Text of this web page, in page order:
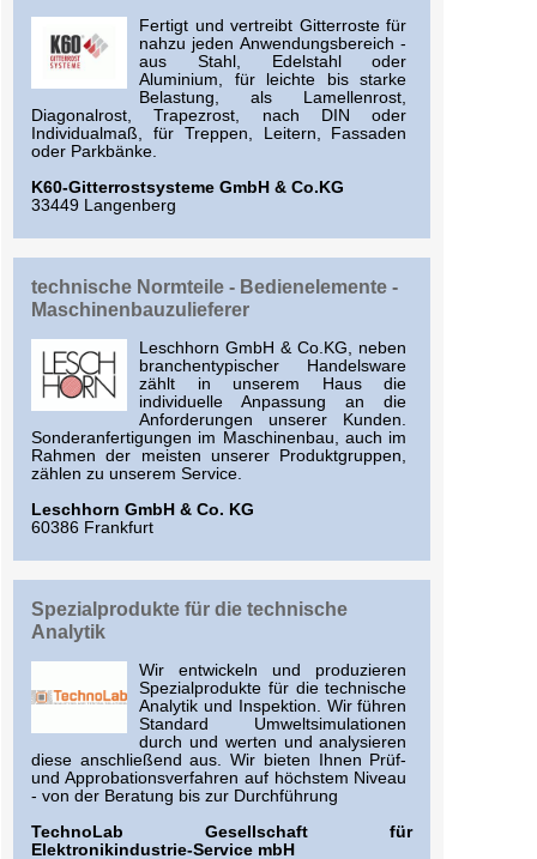
Fertigt und vertreibt Gitterroste für
nahzu jeden Anwendungsbereich -
aus Stahl, Edelstahl oder
Aluminium, für leichte bis starke
Belastung, als Lamellenrost,
Diagonalrost, Trapezrost, nach DIN oder
Individualmaß, für Treppen, Leitern, Fassaden
oder Parkbänke.
K60-Gitterrostsysteme GmbH & Co.KG
33449 Langenberg
technische Normteile - Bedienelemente -
Maschinenbauzulieferer
Leschhorn GmbH & Co.KG, neben
branchentypischer Handelsware
zählt in unserem Haus die
individuelle Anpassung an die
Anforderungen unserer Kunden.
Sonderanfertigungen im Maschinenbau, auch im
Rahmen der meisten unserer Produktgruppen,
zählen zu unserem Service.
Leschhorn GmbH & Co. KG
60386 Frankfurt
Spezialprodukte für die technische
Analytik
Wir entwickeln und produzieren
Spezialprodukte für die technische
Analytik und Inspektion. Wir führen
Standard Umweltsimulationen
durch und werten und analysieren
diese anschließend aus. Wir bieten Ihnen Prüf-
und Approbationsverfahren auf höchstem Niveau
- von der Beratung bis zur Durchführung
TechnoLab Gesellschaft für
Elektronikindustrie-Service mbH